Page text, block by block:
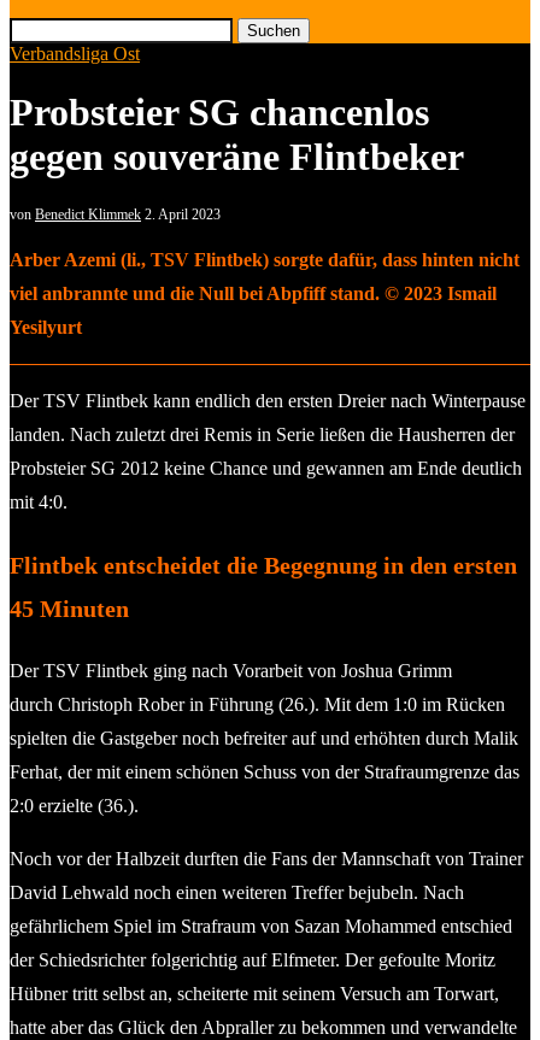
Suchen
Verbandsliga Ost
Probsteier SG chancenlos
gegen souveräne Flintbeker
von Benedict Klimmek 2. April 2023
Arber Azemi (li., TSV Flintbek) sorgte dafür, dass hinten nicht
viel anbrannte und die Null bei Abpfiff stand. © 2023 Ismail
Yesilyurt
Der TSV Flintbek kann endlich den ersten Dreier nach Winterpause
landen. Nach zuletzt drei Remis in Serie ließen die Hausherren der
Probsteier SG 2012 keine Chance und gewannen am Ende deutlich
mit 4:0.
Flintbek entscheidet die Begegnung in den ersten
45 Minuten
Der TSV Flintbek ging nach Vorarbeit von Joshua Grimm
durch Christoph Rober in Führung (26.). Mit dem 1:0 im Rücken
spielten die Gastgeber noch befreiter auf und erhöhten durch Malik
Ferhat, der mit einem schönen Schuss von der Strafraumgrenze das
2:0 erzielte (36.).
Noch vor der Halbzeit durften die Fans der Mannschaft von Trainer
David Lehwald noch einen weiteren Treffer bejubeln. Nach
gefährlichem Spiel im Strafraum von Sazan Mohammed entschied
der Schiedsrichter folgerichtig auf Elfmeter. Der gefoulte Moritz
Hübner tritt selbst an, scheiterte mit seinem Versuch am Torwart,
hatte aber das Glück den Abpraller zu bekommen und verwandelte